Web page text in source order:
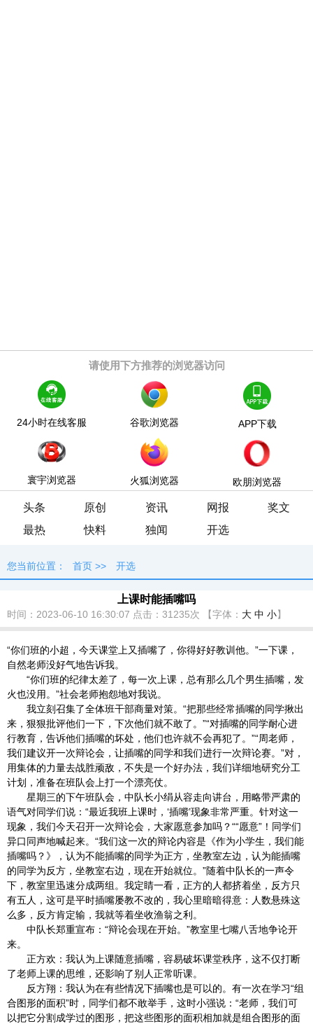
请使用下方推荐的浏览器访问
24小时在线客服 谷歌浏览器 APP下载
寰宇浏览器 火狐浏览器 欧朋浏览器
头条 原创 资讯 网报
奖文
最热
快料 独闻 开选
您当前位置： 首页 >> 开选
上课时能插嘴吗
时间：2023-06-10 16:30:07 点击： 31235次 【字体： 大 中 小】
“你们班的小超，今天课堂上又插嘴了，你得好好教训他。”一下课，
自然老师没好气地告诉我。
“你们班的纪律太差了，每一次上课，总有那么几个男生插嘴，发
火也没用。”社会老师抱怨地对我说。
我立刻召集了全体班干部商量对策。“把那些经常插嘴的同学揪出
来，狠狠批评他们一下，下次他们就不敢了。”“对插嘴的同学耐心进
行教育，告诉他们插嘴的坏处，他们也许就不会再犯了。”“周老师，
我们建议开一次辩论会，让插嘴的同学和我们进行一次辩论赛。”对，
用集体的力量去战胜顽敌，不失是一个好办法，我们详细地研究分工
计划，准备在班队会上打一个漂亮仗。
星期三的下午班队会，中队长小绢从容走向讲台，用略带严肃的
语气对同学们说：“最近我班上课时，‘插嘴’现象非常严重。针对这一
现象，我们今天召开一次辩论会，大家愿意参加吗？““愿意”！同学们
异口同声地喊起来。“我们这一次的辩论内容是《作为小学生，我们能
插嘴吗？》，认为不能插嘴的同学为正方，坐教室左边，认为能插嘴
的同学为反方，坐教室右边，现在开始就位。”随着中队长的一声令
下，教室里迅速分成两组。我定睛一看，正方的人都挤着坐，反方只
有五人，这可是平时插嘴屡教不改的，我心里暗暗得意：人数悬殊这
么多，反方肯定输，我就等着坐收渔翁之利。
中队长郑重宣布：“辩论会现在开始。”教室里七嘴八舌地争论开
来。
正方欢：我认为上课随意插嘴，容易破坏课堂秩序，这不仅打断
了老师上课的思维，还影响了别人正常听课。
反方翔：我认为在有些情况下插嘴也是可以的。有一次在学习“组
合图形的面积”时，同学们都不敢举手，这时小强说：“老师，我们可
以把它分割成学过的图形，把这些图形的面积相加就是组合图形的面